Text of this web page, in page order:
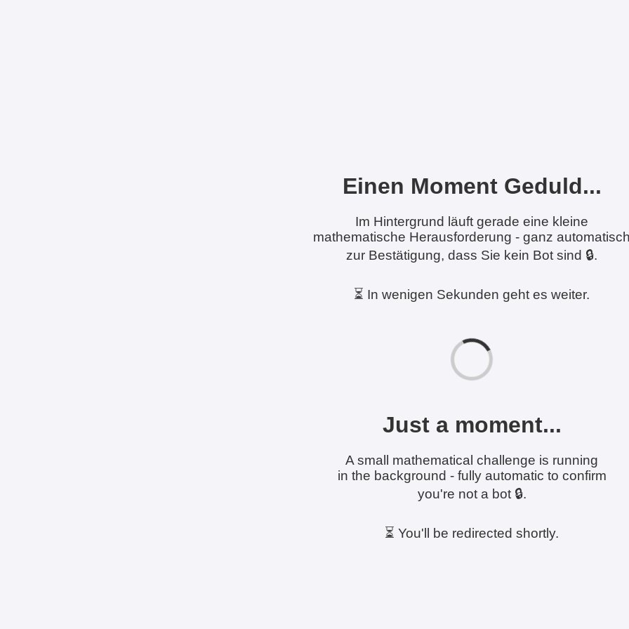
Einen Moment Geduld...
Im Hintergrund läuft gerade eine kleine
mathematische Herausforderung - ganz
zur Bestätigung, dass Sie kein Bot sind 🔒.
⏳ In wenigen Sekunden geht es weiter.
Just a moment...
A small mathematical challenge is running
in the background - fully automatic to confirm
you're not a bot 🔒.
⏳ You'll be redirected shortly.